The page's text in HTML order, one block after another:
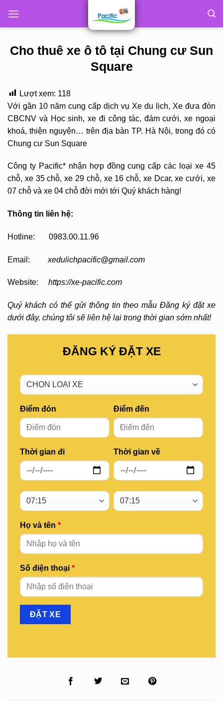
Cho thuê xe ô tô tại Chung cư Sun
Square
Lượt xem: 118
Với gần 10 năm cung cấp dịch vụ Xe du lịch, Xe đưa đón
CBCNV và Học sinh, xe đi công tác, đám cưới, xe ngoại
khoá, thiện nguyện… trên địa bàn TP. Hà Nội, trong đó có
Chung cư Sun Square
Công ty Pacific* nhận hợp đồng cung cấp các loại xe 45
chỗ, xe 35 chỗ, xe 29 chỗ, xe 16 chỗ, xe Dcar, xe cưới, xe
07 chỗ và xe 04 chỗ đời mới tới Quý khách hàng!
Thông tin liên hệ:
Hotline: 0983.00.11.96
Email: xedulichpacific@gmail.com
Website: https://xe-pacific.com
Quý khách có thể gửi thông tin theo mẫu Đăng ký đặt xe
dưới đây, chúng tôi sẽ liên hệ lại trong thời gian sớm nhất!
ĐĂNG KÝ ĐẶT XE
Điểm đón
Thời gian đi
Điểm đến
Thời gian về
Họ và tên *
Số điện thoại *